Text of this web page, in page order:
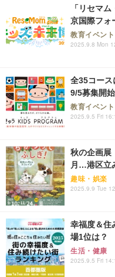
「リセマ
京国際フォ
教育イベント
2025.9.8 Mon
全35コース
9/5募集開始
教育イベント
2025.9.5 Fri
秋の企画展
月…港区立
趣味・娯楽
2025.9.9 Tue
幸福度＆住
場1位は？
生活・健康
2025.9.5 Fri